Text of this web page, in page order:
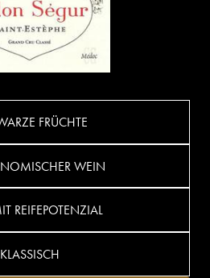
FRÜCHTE
WEIN
REIFEPOTENZIAL
KLASSISCH